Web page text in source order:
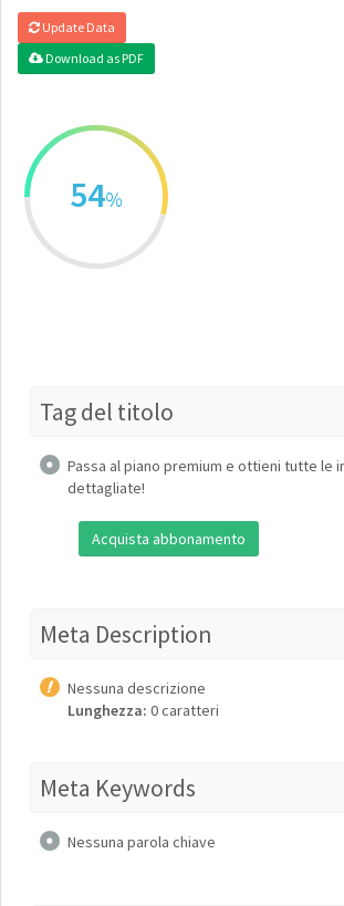
Update Data
Download as PDF
54%
Tag del titolo
Passa al piano premium e ottieni tutte le
dettagliate!
Acquista abbonamento
Meta Description
Nessuna descrizione
Lunghezza: 0 caratteri
Meta Keywords
Nessuna parola chiave